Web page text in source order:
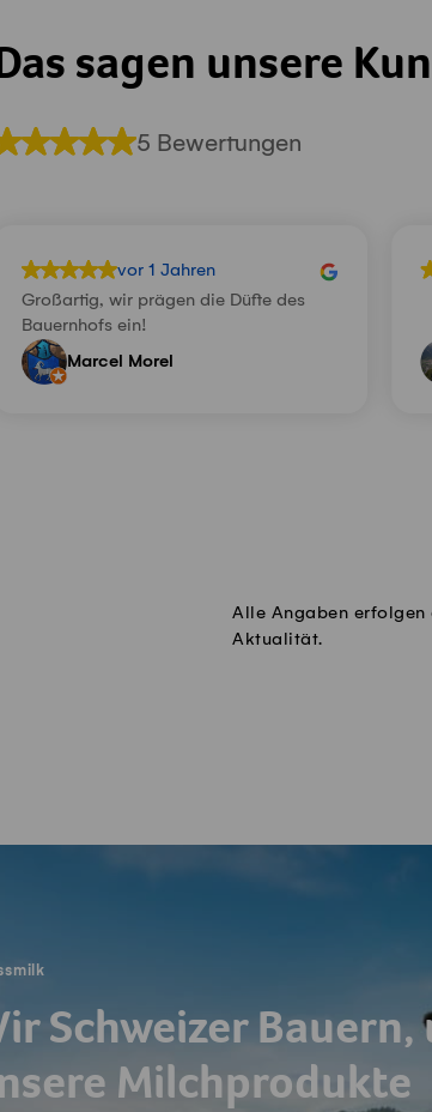
sagen unsere
5 Bewertungen
vor 1 Jahren
Großartig, wir prägen die Düfte des
Bauernhofs ein!
Marcel Morel
Alle Angaben
Aktualität.
Schweizer Bauern,
Milchprodukte